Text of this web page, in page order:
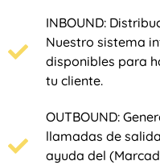
INBOUND:
Nuestro sistema
disponibles para
tu cliente.
OUTBOUND:
llamadas de
ayuda del